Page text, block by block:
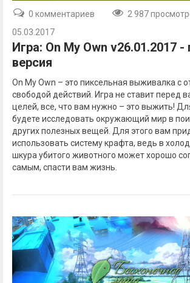
0 комментариев
2 987
05.03.2017
Игра: On My Own v26.01.2017 -
версия
On My Own – это пиксельная выживалка с
свободой действий. Игра не ставит перед
целей, все, что вам нужно – это выжить!
будете исследовать окружающий мир в
других полезных вещей. Для этого вам
использовать систему крафта, ведь в
шкура убитого животного может хорошо
самым, спасти вам жизнь.